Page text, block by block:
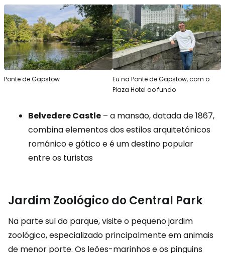
Ponte de Gapstow
Eu na Ponte de Gapstow, com o
Plaza Hotel ao fundo
Belvedere Castle – a mansão, datada de 1867,
combina elementos dos estilos arquitetónicos
românico e gótico e é um destino popular
entre os turistas
Jardim Zoológico do Central Park
Na parte sul do parque, visite o pequeno jardim
zoológico, especializado principalmente em animais
de menor porte. Os leões-marinhos e os pinguins